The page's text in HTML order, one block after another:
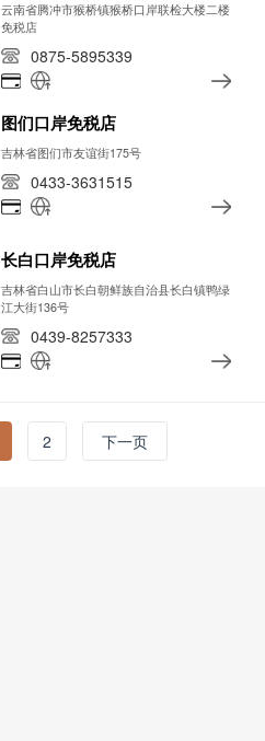
云南省腾冲市猴桥镇猴桥口岸联检大楼二楼
免税店
0875-5895339
图们口岸免税店
吉林省图们市友谊街175号
0433-3631515
长白口岸免税店
吉林省白山市长白朝鲜族自治县长白镇鸭绿
江大街136号
0439-8257333
2 下一页